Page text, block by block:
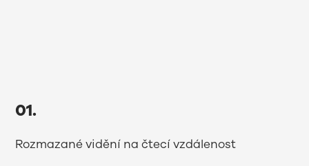
01.
Rozmazané vidění na čtecí vzdálenost